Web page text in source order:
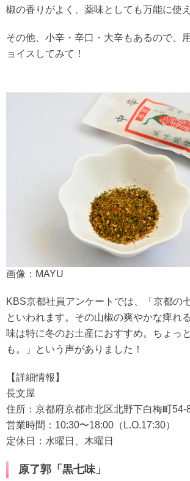
椒の香りがよく、薬味としても万能に使え
その他、小辛・辛口・大辛もあるので、
ョイスしてみて！
画像：MAYU
KBS京都社員アンケートでは、「京都の
といわれます。その山椒の爽やかな痺れ
味は特に冬のお土産におすすめ。ちょっ
も。」という声がありました！
【詳細情報】
長文屋
住所：京都府京都市北区北野下白梅町54-
営業時間：10:30〜18:00（L.O.17:30）
定休日：水曜日、木曜日
原了郭「黒七味」